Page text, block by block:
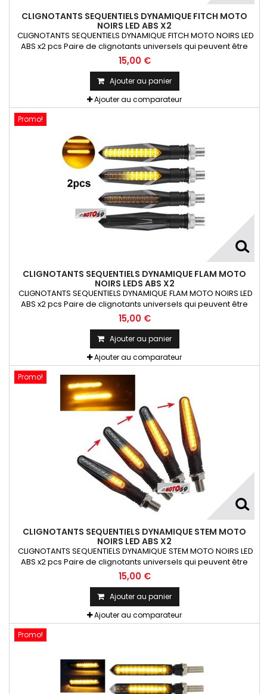
CLIGNOTANTS SEQUENTIELS DYNAMIQUE FITCH MOTO
NOIRS LED ABS X2
CLIGNOTANTS SEQUENTIELS DYNAMIQUE FITCH MOTO NOIRS LED
ABS x2 pcs Paire de clignotants universels qui peuvent être
adaptables sur toutes motos ou scooters
15,00 €
Ajouter au panier
Ajouter au comparateur
Promo!
CLIGNOTANTS SEQUENTIELS DYNAMIQUE FLAM MOTO
NOIRS LEDS ABS X2
CLIGNOTANTS SEQUENTIELS DYNAMIQUE FLAM MOTO NOIRS LED
ABS x2 pcs Paire de clignotants universels qui peuvent être
adaptables sur toutes motos ou scooters
15,00 €
Ajouter au panier
Ajouter au comparateur
Promo!
CLIGNOTANTS SEQUENTIELS DYNAMIQUE STEM MOTO
NOIRS LED ABS X2
CLIGNOTANTS SEQUENTIELS DYNAMIQUE STEM MOTO NOIRS LED
ABS x2 pcs Paire de clignotants universels qui peuvent être
adaptables sur toutes motos ou scooters
15,00 €
Ajouter au panier
Ajouter au comparateur
Promo!